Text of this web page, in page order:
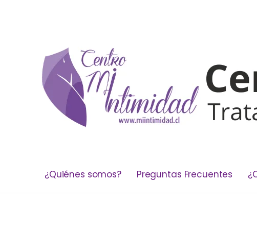
¿Quiénes somos? Preguntas Frecuentes